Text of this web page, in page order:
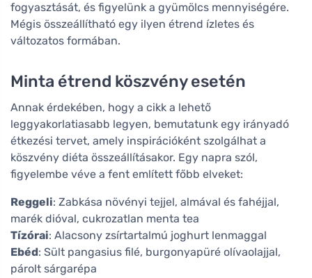
fogyasztását, és figyelünk a gyümölcs mennyiségére.
Mégis összeállítható egy ilyen étrend ízletes és
változatos formában.
Minta étrend köszvény esetén
Annak érdekében, hogy a cikk a lehető
leggyakorlatiasabb legyen, bemutatunk egy irányadó
étkezési tervet, amely inspirációként szolgálhat a
köszvény diéta összeállításakor. Egy napra szól,
figyelembe véve a fent említett főbb elveket:
Reggeli: Zabkása növényi tejjel, almával és fahéjjal,
marék dióval, cukrozatlan menta tea
Tízórai: Alacsony zsírtartalmú joghurt lenmaggal
Ebéd: Sült pangasius filé, burgonyapüré olívaolajjal,
párolt sárgarépa